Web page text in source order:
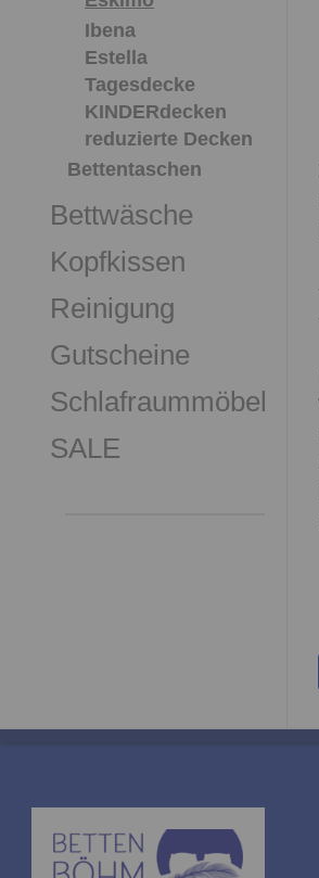
Ibena
Estella
Tagesdecke
KINDERdecken
reduzierte Decken
Bettentaschen
Bettwäsche
Kopfkissen
Reinigung
Gutscheine
Schlafraummöbel
SALE